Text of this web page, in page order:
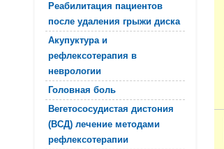
Реабилитация пациентов
после удаления грыжи диска
Акупуктура и
рефлексотерапия в
неврологии
Головная боль
Вегетососудистая дистония
(ВСД) лечение методами
рефлексотерапии